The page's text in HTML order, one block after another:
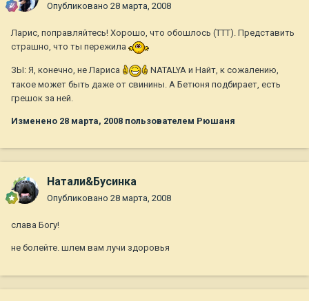
Опубликовано 28 марта, 2008
Ларис, поправляйтесь! Хорошо, что обошлось (ТТТ). Представить
страшно, что ты пережила
ЗЫ: Я, конечно, не Лариса
NATALYA и Найт, к сожалению,
такое может быть даже от свинины. А Бетюня подбирает, есть
грешок за ней.
Изменено 28 марта, 2008 пользователем Рюшаня
Натали&Бусинка
Опубликовано 28 марта, 2008
слава Богу!
не болейте. шлем вам лучи здоровья